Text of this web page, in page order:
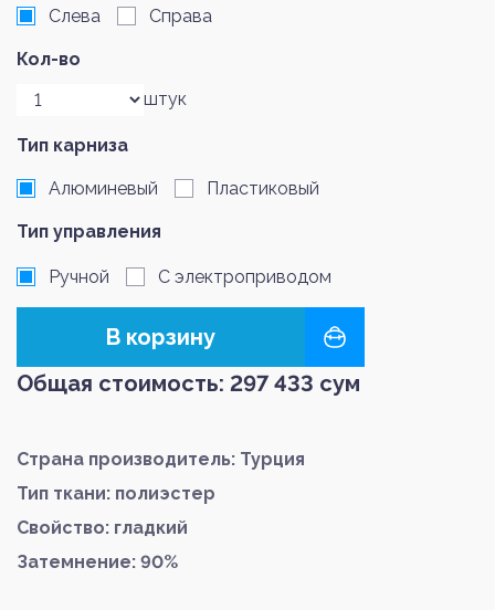
Слева Справа
Кол-во
штук
Тип карниза
Алюминевый Пластиковый
Тип управления
Ручной С электроприводом
В корзину
Общая стоимость: 297 433 сум
Страна производитель: Турция
Тип ткани: полиэстер
Свойство: гладкий
Затемнение: 90%